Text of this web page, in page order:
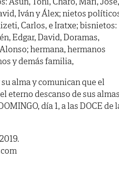
Iván y Álex; nietos
Carlos, e Iratxe; bisnietos:
Edgar, David, Doramas,
hermana, hermanos
y demás familia,
alma y comunican que el
eterno descanso de sus
día 1, a las DOCE de